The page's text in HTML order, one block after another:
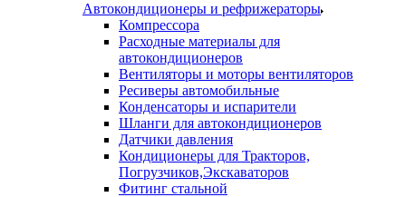
Автокондиционеры и рефрижераторы
Компрессора
Расходные материалы для
автокондиционеров
Вентиляторы и моторы вентиляторов
Ресиверы автомобильные
Конденсаторы и испарители
Шланги для автокондиционеров
Датчики давления
Кондиционеры для Тракторов,
Погрузчиков,Экскаваторов
Фитинг стальной